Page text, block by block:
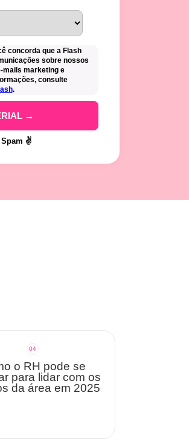
concorda que a Flash
sobre nossos
mails marketing e
consulte
.
Spam ✌️
04
o RH pode se
para lidar com os
da área em 2025